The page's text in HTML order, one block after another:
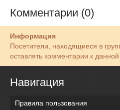
Комментарии (0)
Информация
Посетители, находящиеся в
оставлять комментарии к данной
Навигация
Правила пользования